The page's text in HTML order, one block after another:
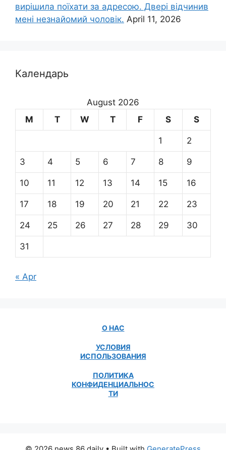
вирішила поїхати за адресою. Двері відчинив
мені незнайомий чоловік. April 11, 2026
Календарь
August 2026
M
T W T F S S
1 2
3 4 5 6 7 8 9
10 11 12 13 14 15 16
17 18 19 20 21 22 23
24 25 26 27 28 29 30
31
« Apr
О НАС
УСЛОВИЯ
ИСПОЛЬЗОВАНИЯ
ПОЛИТИКА
КОНФИДЕНЦИАЛЬНОС
ТИ